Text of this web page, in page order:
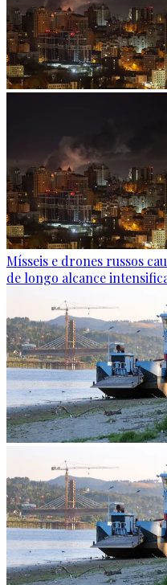
Mísseis e drones russos
de longo alcance